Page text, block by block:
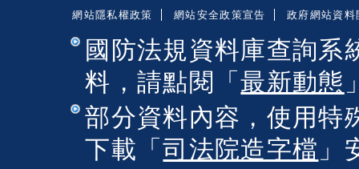
網站隱私權政策 網站安全政策宣告 政府網站資料
國防法規資料庫查詢系
料，請點閱「最新動態
部分資料內容，使用特
下載「司法院造字檔 」